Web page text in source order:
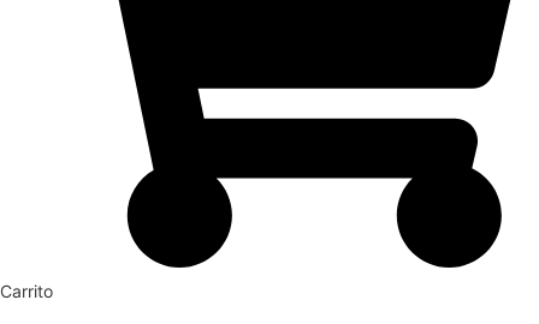
Carrito